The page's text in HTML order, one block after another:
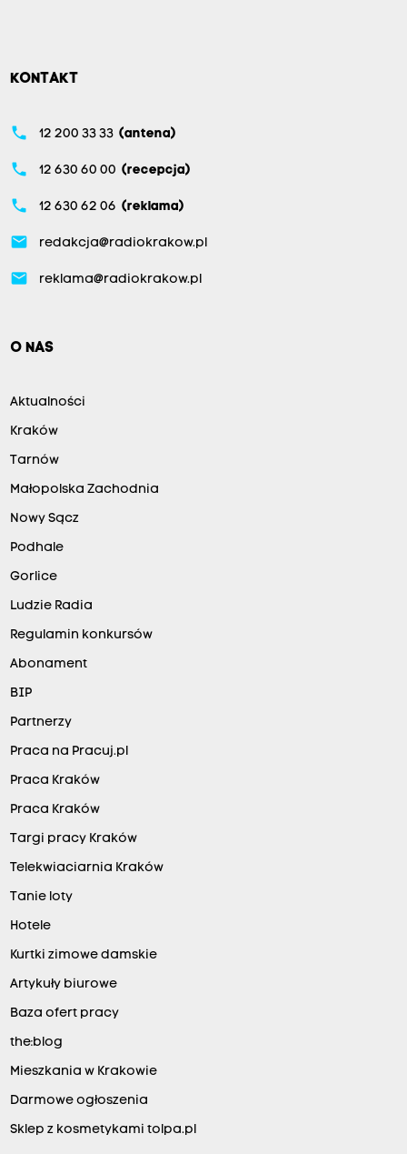
KONTAKT
phone 12 200 33 33 (antena)
phone 12 630 60 00 (recepcja)
phone 12 630 62 06 (reklama)
email redakcja@radiokrakow.pl
email reklama@radiokrakow.pl
O NAS
Aktualności
Kraków
Tarnów
Małopolska Zachodnia
Nowy Sącz
Podhale
Gorlice
Ludzie Radia
Regulamin konkursów
Abonament
BIP
Partnerzy
Praca na Pracuj.pl
Praca Kraków
Praca Kraków
Targi pracy Kraków
Telekwiaciarnia Kraków
Tanie loty
Hotele
Kurtki zimowe damskie
Artykuły biurowe
Baza ofert pracy
the:blog
Mieszkania w Krakowie
Darmowe ogłoszenia
Sklep z kosmetykami tolpa.pl